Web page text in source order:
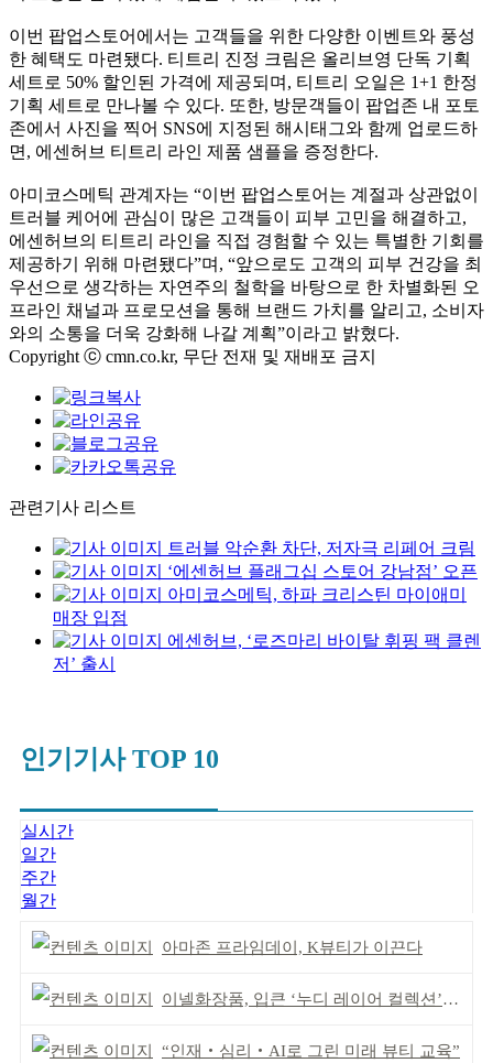
이번 팝업스토어에서는 고객들을 위한 다양한 이벤트와 풍성
한 혜택도 마련됐다. 티트리 진정 크림은 올리브영 단독 기획
세트로 50% 할인된 가격에 제공되며, 티트리 오일은 1+1 한정
기획 세트로 만나볼 수 있다. 또한, 방문객들이 팝업존 내 포토
존에서 사진을 찍어 SNS에 지정된 해시태그와 함께 업로드하
면, 에센허브 티트리 라인 제품 샘플을 증정한다.
아미코스메틱 관계자는 “이번 팝업스토어는 계절과 상관없이
트러블 케어에 관심이 많은 고객들이 피부 고민을 해결하고,
에센허브의 티트리 라인을 직접 경험할 수 있는 특별한 기회를
제공하기 위해 마련됐다”며, “앞으로도 고객의 피부 건강을 최
우선으로 생각하는 자연주의 철학을 바탕으로 한 차별화된 오
프라인 채널과 프로모션을 통해 브랜드 가치를 알리고, 소비자
와의 소통을 더욱 강화해 나갈 계획”이라고 밝혔다.
Copyright ⓒ cmn.co.kr, 무단 전재 및 재배포 금지
관련기사 리스트
트러블 악순환 차단, 저자극 리페어 크림
‘에센허브 플래그십 스토어 강남점’ 오픈
아미코스메틱, 하파 크리스틴 마이애미
매장 입점
에센허브, ‘로즈마리 바이탈 휘핑 팩 클렌
저’ 출시
인기기사 TOP 10
실시간
일간
주간
월간
아마존 프라임데이, K뷰티가 이끈다
이넬화장품, 입큰 ‘누디 레이어 컬렉션’ 출시
“인재‧심리‧AI로 그린 미래 뷰티 교육”